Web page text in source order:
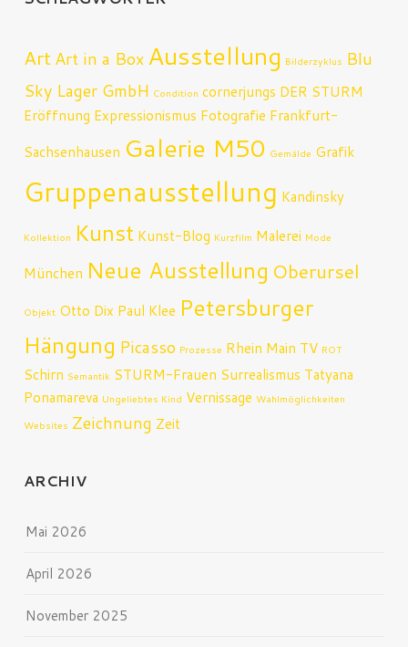
ArtArt in a BoxAusstellung Bilderzyklus Blu
Sky Lager GmbH Condition cornerjungs DER STURM
Eröffnung Expressionismus Fotografie Frankfurt-
Sachsenhausen Galerie M50 Gemälde Grafik
Gruppenausstellung Kandinsky
Kollektion Kunst Kunst-Blog Kurzfilm Malerei Mode
München Neue Ausstellung Oberursel
Objekt Otto Dix Paul Klee Petersburger
Hängung Picasso Prozesse Rhein Main TV ROT
Schirn Semantik STURM-Frauen Surrealismus Tatyana
Ponamareva Ungeliebtes Kind Vernissage Wahlmöglichkeiten
Websites Zeichnung Zeit
ARCHIV
Mai 2026
April 2026
November 2025